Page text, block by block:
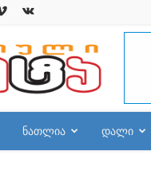
ნათლია დალი